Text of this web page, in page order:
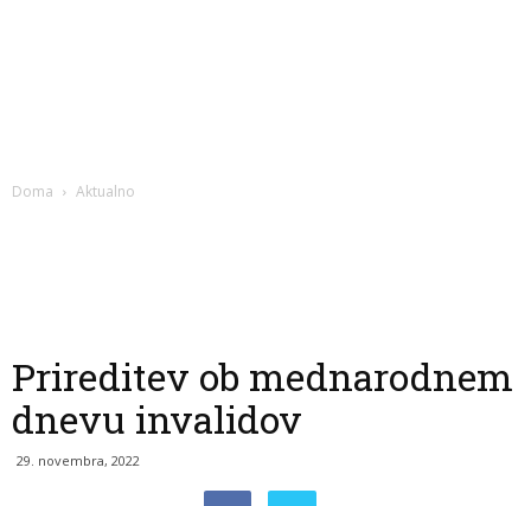
Doma Aktualno
Prireditev ob mednarodnem
dnevu invalidov
29. novembra, 2022